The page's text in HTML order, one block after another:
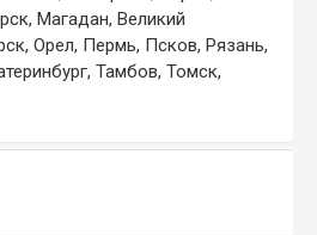
Магадан, Великий
Орел, Пермь, Псков, Рязань,
Тамбов, Томск,